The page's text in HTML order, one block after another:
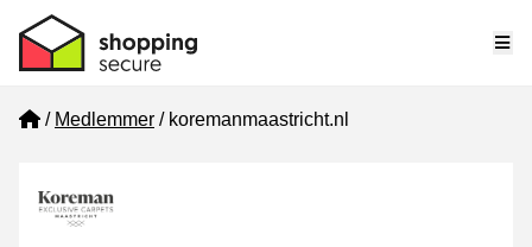
Home
Medlemmer koremanmaastricht.nl